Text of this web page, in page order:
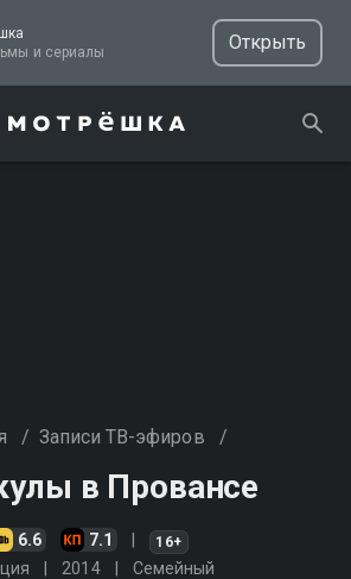
ТВ, фильмы и сериалы
Открыть
/ Записи ТВ-эфиров /
в Провансе
6.6 7.1 16+
2014 Cемейный